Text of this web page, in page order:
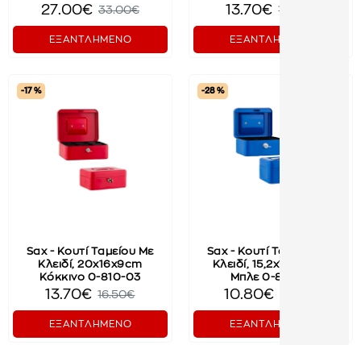
27.00€ 33.00€
ΕΞΑΝΤΛΗΜΕΝΟ
13.70€ 16.50€
ΕΞΑΝΤΛΗΜΕΝΟ
-17 %
Sax - Κουτί Ταμείου Με
Κλειδί, 20x16x9cm
Κόκκινο 0-810-03
13.70€ 16.50€
ΕΞΑΝΤΛΗΜΕΝΟ
-28 %
Sax - Κουτί Ταμείου Με
Κλειδί, 15,2x11,5x8cm
Μπλε 0-811-04
10.80€
ΕΞΑΝΤΛΗΜΕΝΟ